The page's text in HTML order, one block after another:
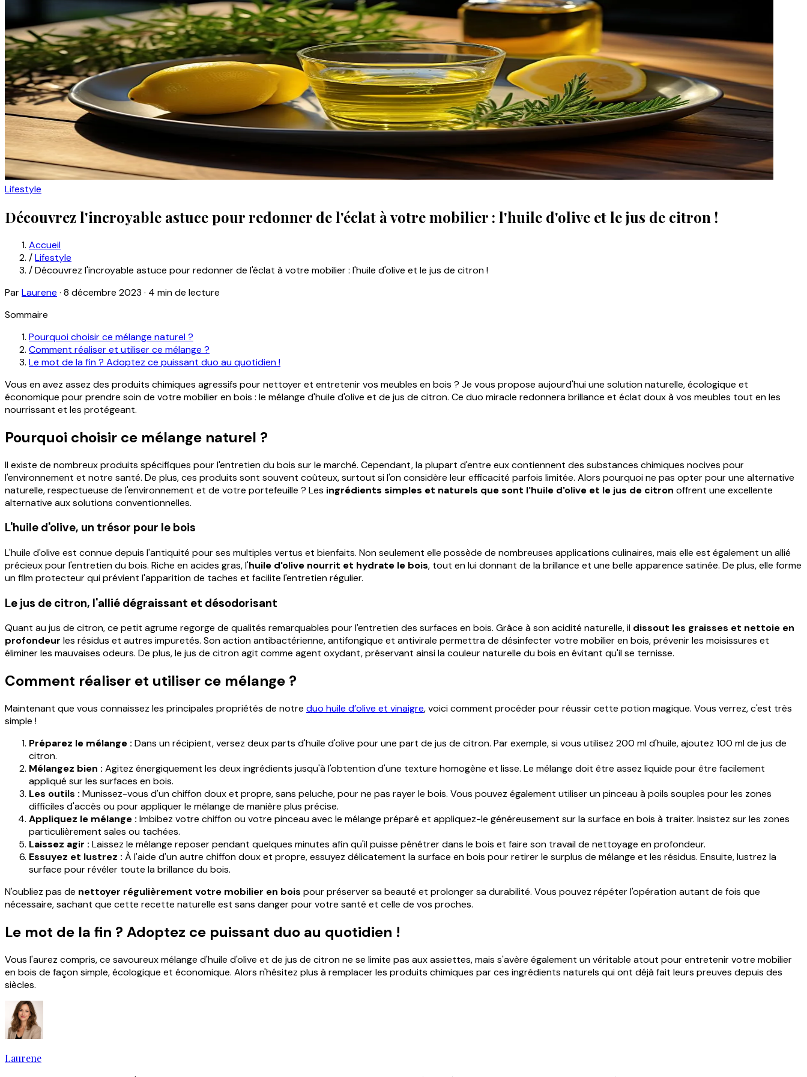
Lifestyle
Découvrez l'incroyable astuce pour redonner de l'éclat à votre mobilier : l'huile d'olive et le jus de citron !
Accueil
/Lifestyle
/Découvrez l'incroyable astuce pour redonner de l'éclat à votre mobilier : l'huile d'olive et le jus de citron !
ParLaurene · 8 décembre 2023 · 4 min de lecture
Sommaire
Pourquoi choisir ce mélange naturel ?
Comment réaliser et utiliser ce mélange ?
Le mot de la fin ? Adoptez ce puissant duo au quotidien !
Vous en avez assez des produits chimiques agressifs pour nettoyer et entretenir vos meubles en bois ? Je vous propose aujourd'hui une solution naturelle, écologique et
économique pour prendre soin de votre mobilier en bois : le mélange d'huile d'olive et de jus de citron. Ce duo miracle redonnera brillance et éclat doux à vos meubles tout en les
nourrissant et les protégeant.
Pourquoi choisir ce mélange naturel ?
Il existe de nombreux produits spécifiques pour l'entretien du bois sur le marché. Cependant, la plupart d'entre eux contiennent des substances chimiques nocives pour
l'environnement et notre santé. De plus, ces produits sont souvent coûteux, surtout si l'on considère leur efficacité parfois limitée. Alors pourquoi ne pas opter pour une alternative
naturelle, respectueuse de l'environnement et de votre portefeuille ? Les ingrédients simples et naturels que sont l'huile d'olive et le jus de citron offrent une excellente
alternative aux solutions conventionnelles.
L'huile d'olive, un trésor pour le bois
L'huile d'olive est connue depuis l'antiquité pour ses multiples vertus et bienfaits. Non seulement elle possède de nombreuses applications culinaires, mais elle est également un allié
précieux pour l'entretien du bois. Riche en acides gras, l'huile d'olive nourrit et hydrate le bois, tout en lui donnant de la brillance et une belle apparence satinée. De plus, elle forme
un film protecteur qui prévient l'apparition de taches et facilite l'entretien régulier.
Le jus de citron, l'allié dégraissant et désodorisant
Quant au jus de citron, ce petit agrume regorge de qualités remarquables pour l'entretien des surfaces en bois. Grâce à son acidité naturelle, il dissout les graisses et nettoie en
profondeur les résidus et autres impuretés. Son action antibactérienne, antifongique et antivirale permettra de désinfecter votre mobilier en bois, prévenir les moisissures et
éliminer les mauvaises odeurs. De plus, le jus de citron agit comme agent oxydant, préservant ainsi la couleur naturelle du bois en évitant qu'il se ternisse.
Comment réaliser et utiliser ce mélange ?
Maintenant que vous connaissez les principales propriétés de notre duo huile d’olive et vinaigre, voici comment procéder pour réussir cette potion magique. Vous verrez, c'est très
simple !
Préparez le mélange : Dans un récipient, versez deux parts d'huile d'olive pour une part de jus de citron. Par exemple, si vous utilisez 200 ml d'huile, ajoutez 100 ml de jus de
citron.
Mélangez bien : Agitez énergiquement les deux ingrédients jusqu'à l'obtention d'une texture homogène et lisse. Le mélange doit être assez liquide pour être facilement
appliqué sur les surfaces en bois.
Les outils : Munissez-vous d'un chiffon doux et propre, sans peluche, pour ne pas rayer le bois. Vous pouvez également utiliser un pinceau à poils souples pour les zones
difficiles d'accès ou pour appliquer le mélange de manière plus précise.
Appliquez le mélange : Imbibez votre chiffon ou votre pinceau avec le mélange préparé et appliquez-le généreusement sur la surface en bois à traiter. Insistez sur les zones
particulièrement sales ou tachées.
Laissez agir : Laissez le mélange reposer pendant quelques minutes afin qu'il puisse pénétrer dans le bois et faire son travail de nettoyage en profondeur.
Essuyez et lustrez : À l'aide d'un autre chiffon doux et propre, essuyez délicatement la surface en bois pour retirer le surplus de mélange et les résidus. Ensuite, lustrez la
surface pour révéler toute la brillance du bois.
N'oubliez pas de nettoyer régulièrement votre mobilier en bois pour préserver sa beauté et prolonger sa durabilité. Vous pouvez répéter l'opération autant de fois que
nécessaire, sachant que cette recette naturelle est sans danger pour votre santé et celle de vos proches.
Le mot de la fin ? Adoptez ce puissant duo au quotidien !
Vous l'aurez compris, ce savoureux mélange d'huile d'olive et de jus de citron ne se limite pas aux assiettes, mais s'avère également un véritable atout pour entretenir votre mobilier
en bois de façon simple, écologique et économique. Alors n'hésitez plus à remplacer les produits chimiques par ces ingrédients naturels qui ont déjà fait leurs preuves depuis des
siècles.
Laurene